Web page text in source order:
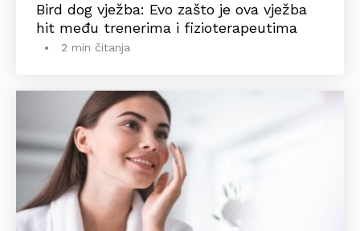
Bird dog vježba: Evo zašto je ova vježba
hit među trenerima i fizioterapeutima
2 min čitanja